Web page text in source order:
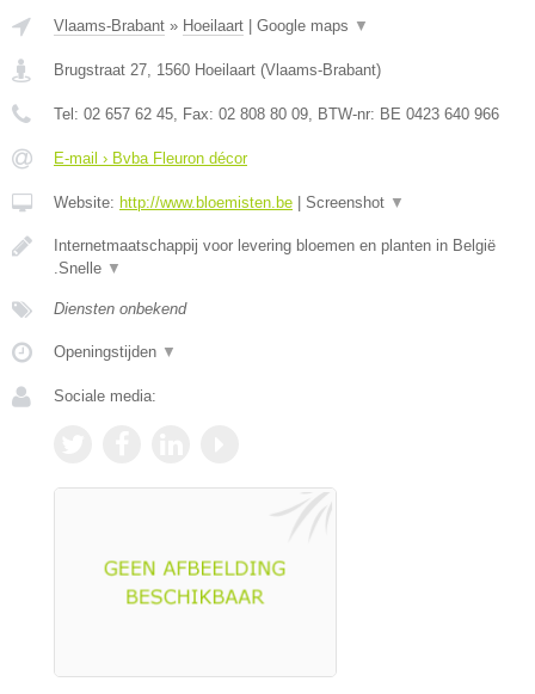
Vlaams-Brabant » Hoeilaart Google maps ▼
Brugstraat 27, 1560 Hoeilaart (Vlaams-Brabant)
Tel: 02 657 62 45, Fax: 02 808 80 09, BTW-nr: BE 0423 640 966
E-mail › Bvba Fleuron décor
Website: http://www.bloemisten.be Screenshot ▼
Internetmaatschappij voor levering bloemen en planten in België
.Snelle ▼
Diensten onbekend
Openingstijden ▼
Sociale media: